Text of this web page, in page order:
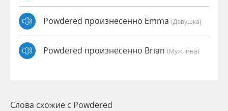
Powdered произнесенно Emma (девушка)
Powdered произнесенно Brian (мужчина)
Слова схожие с Powdered